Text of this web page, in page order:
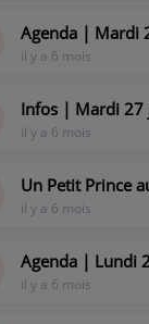
Agenda | Mardi
il y a 6 mois
Infos | Mardi 27
il y a 6 mois
Un Petit Prince
il y a 6 mois
Agenda | Lundi
il y a 6 mois